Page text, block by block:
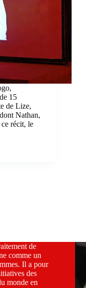
15
de Lize,
Nathan,
récit, le
de
comme un
Il a pour
des
monde en